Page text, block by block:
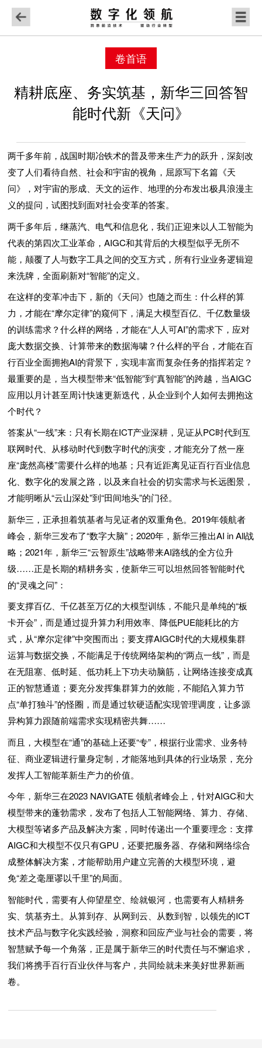
卷首语
精耕底座、务实筑基，新华三回答智
能时代新《天问》
两千多年前，战国时期冶铁术的普及带来生产力的跃升，深刻改
变了人们看待自然、社会和宇宙的视角，屈原写下名篇《天
问》，对宇宙的形成、天文的运作、地理的分布发出极具浪漫主
义的提问，试图找到面对社会变革的答案。
两千多年后，继蒸汽、电气和信息化，我们正迎来以人工智能为
代表的第四次工业革命，AIGC和其背后的大模型似乎无所不
能，颠覆了人与数字工具之间的交互方式，所有行业业务逻辑迎
来洗牌，全面刷新对“智能”的定义。
在这样的变革冲击下，新的《天问》也随之而生：什么样的算
力，才能在“摩尔定律”的窥伺下，满足大模型百亿、千亿数量级
的训练需求？什么样的网络，才能在“人人可AI”的需求下，应对
庞大数据交换、计算带来的数据海啸？什么样的平台，才能在百
行百业全面拥抱AI的背景下，实现丰富而复杂任务的指挥若定？
最重要的是，当大模型带来“低智能”到“真智能”的跨越，当AIGC
应用以月计甚至周计快速更新迭代，从企业到个人如何去拥抱这
个时代？
答案从“一线”来：只有长期在ICT产业深耕，见证从PC时代到互
联网时代、从移动时代到数字时代的演变，才能充分了然一座
座“庞然高楼”需要什么样的地基；只有近距离见证百行百业信息
化、数字化的发展之路，以及来自社会的切实需求与长远图景，
才能明晰从“云山深处”到“田间地头”的门径。
新华三，正承担着筑基者与见证者的双重角色。2019年领航者
峰会，新华三发布了“数字大脑”；2020年，新华三推出AI in All战
略；2021年，新华三“云智原生”战略带来AI路线的全方位升
级……正是长期的精耕务实，使新华三可以坦然回答智能时代
的“灵魂之问”：
要支撑百亿、千亿甚至万亿的大模型训练，不能只是单纯的“板
卡开会”，而是通过提升算力利用效率、降低PUE能耗比的方
式，从“摩尔定律”中突围而出；要支撑AIGC时代的大规模集群
运算与数据交换，不能满足于传统网络架构的“两点一线”，而是
在无阻塞、低时延、低功耗上下功夫动脑筋，让网络连接变成真
正的智慧通道；要充分发挥集群算力的效能，不能陷入算力节
点“单打独斗”的怪圈，而是通过软硬适配实现管理调度，让多源
异构算力跟随前端需求实现精密共舞……
而且，大模型在“通”的基础上还要“专”，根据行业需求、业务特
征、商业逻辑进行量身定制，才能落地到具体的行业场景，充分
发挥人工智能革新生产力的价值。
今年，新华三在2023 NAVIGATE 领航者峰会上，针对AIGC和大
模型带来的蓬勃需求，发布了包括人工智能网络、算力、存储、
大模型等诸多产品及解决方案，同时传递出一个重要理念：支撑
AIGC和大模型不仅只有GPU，还要把服务器、存储和网络综合
成整体解决方案，才能帮助用户建立完善的大模型环境，避
免“差之毫厘谬以千里”的局面。
智能时代，需要有人仰望星空、绘就银河，也需要有人精耕务
实、筑基夯土。从算到存、从网到云、从数到智，以领先的ICT
技术产品与数字化实践经验，洞察和回应产业与社会的需要，将
智慧赋予每一个角落，正是属于新华三的时代责任与不懈追求，
我们将携手百行百业伙伴与客户，共同绘就未来美好世界新画
卷。